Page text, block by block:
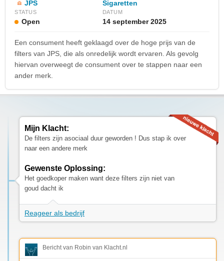
JPS Sigaretten
STATUS
Open
DATUM
14 september 2025
Een consument heeft geklaagd over de hoge prijs van de
filters van JPS, die als onredelijk wordt ervaren. Als gevolg
hiervan overweegt de consument over te stappen naar een
ander merk.
Mijn Klacht:
De filters zijn asociaal duur geworden ! Dus stap ik over
naar een andere merk
Gewenste Oplossing:
Het goedkoper maken want deze filters zijn niet van
goud dacht ik
Reageer als bedrijf
Bericht van Robin van Klacht.nl